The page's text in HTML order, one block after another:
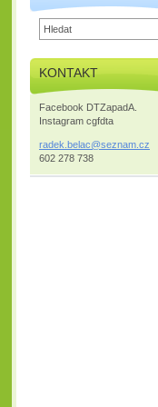
KONTAKT
Facebook DTZapadA.
Instagram cgfdta
radek.belac@seznam.cz
602 278 738